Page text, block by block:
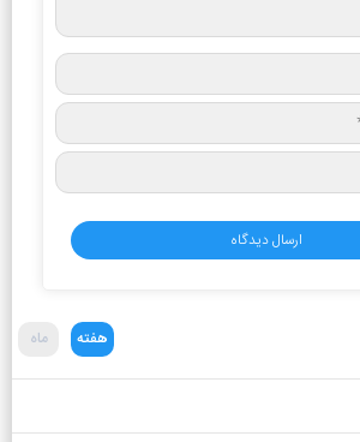
هفته ماه